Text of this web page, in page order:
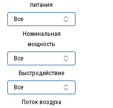
питания
Номинальная
мощность
Быстродействие
Поток воздуха